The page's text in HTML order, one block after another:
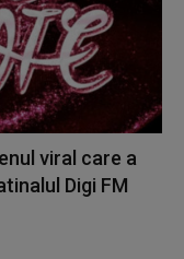
viral care a
Digi FM